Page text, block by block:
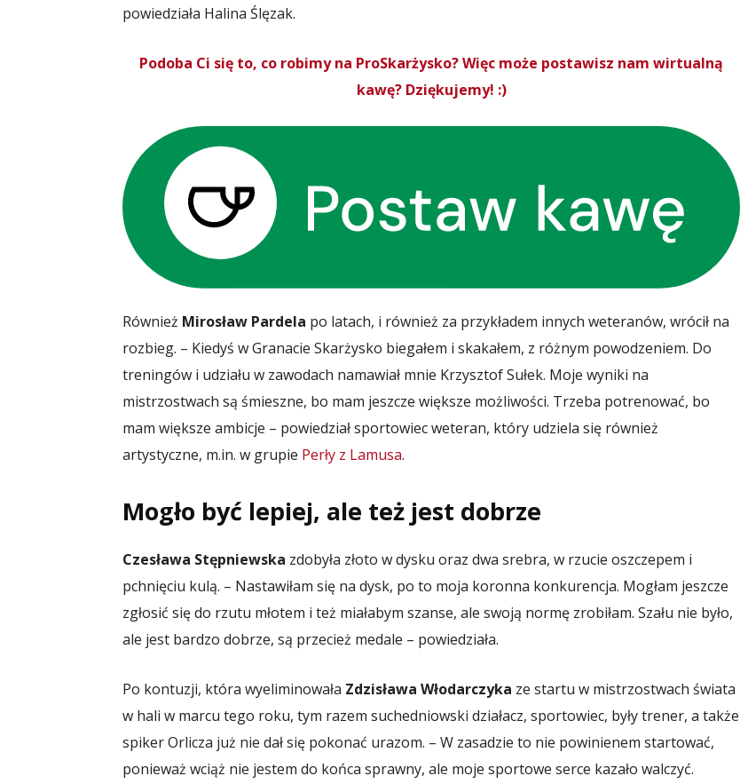
powiedziała Halina Ślęzak.
Podoba Ci się to, co robimy na ProSkarżysko? Więc może postawisz nam wirtualną
kawę? Dziękujemy! :)
Również Mirosław Pardela po latach, i również za przykładem innych weteranów, wrócił na
rozbieg. – Kiedyś w Granacie Skarżysko biegałem i skakałem, z różnym powodzeniem. Do
treningów i udziału w zawodach namawiał mnie Krzysztof Sułek. Moje wyniki na
mistrzostwach są śmieszne, bo mam jeszcze większe możliwości. Trzeba potrenować, bo
mam większe ambicje – powiedział sportowiec weteran, który udziela się również
artystyczne, m.in. w grupie Perły z Lamusa.
Mogło być lepiej, ale też jest dobrze
Czesława Stępniewska zdobyła złoto w dysku oraz dwa srebra, w rzucie oszczepem i
pchnięciu kulą. – Nastawiłam się na dysk, po to moja koronna konkurencja. Mogłam jeszcze
zgłosić się do rzutu młotem i też miałabym szanse, ale swoją normę zrobiłam. Szału nie było,
ale jest bardzo dobrze, są przecież medale – powiedziała.
Po kontuzji, która wyeliminowała Zdzisława Włodarczyka ze startu w mistrzostwach świata
w hali w marcu tego roku, tym razem suchedniowski działacz, sportowiec, były trener, a także
spiker Orlicza już nie dał się pokonać urazom. – W zasadzie to nie powinienem startować,
ponieważ wciąż nie jestem do końca sprawny, ale moje sportowe serce kazało walczyć.